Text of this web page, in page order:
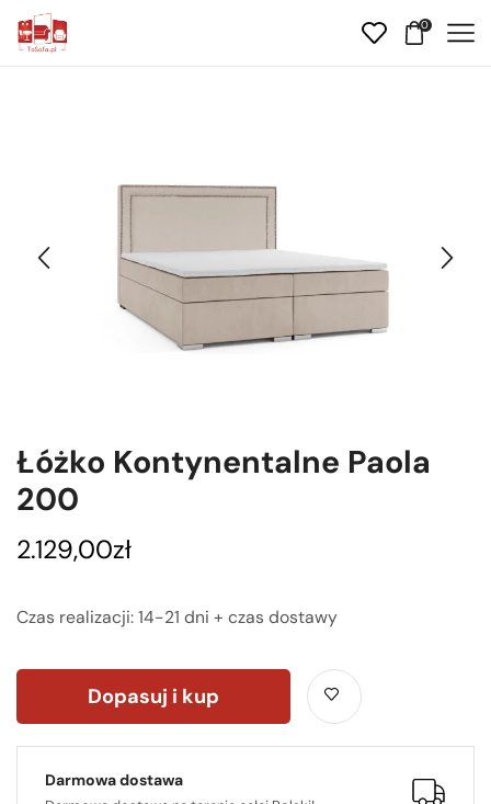
0
Łóżko Kontynentalne Paola
200
2.129,00zł
Czas realizacji: 14-21 dni + czas dostawy
Dopasuj i kup
Darmowa dostawa